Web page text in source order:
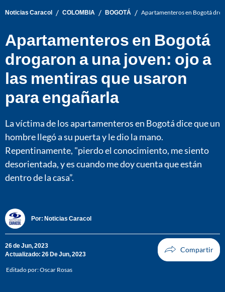
Noticias Caracol / COLOMBIA / BOGOTÁ / Apartamenteros en Bogotá
Apartamenteros en Bogotá
drogaron a una joven: ojo a
las mentiras que usaron
para engañarla
La víctima de los apartamenteros en Bogotá dice que un
hombre llegó a su puerta y le dio la mano.
Repentinamente, "pierdo el conocimiento, me siento
desorientada, y es cuando me doy cuenta que están
dentro de la casa”.
Por: Noticias Caracol
26 de Jun, 2023
Actualizado: 26 De Jun, 2023
Editado por:Oscar Rosas